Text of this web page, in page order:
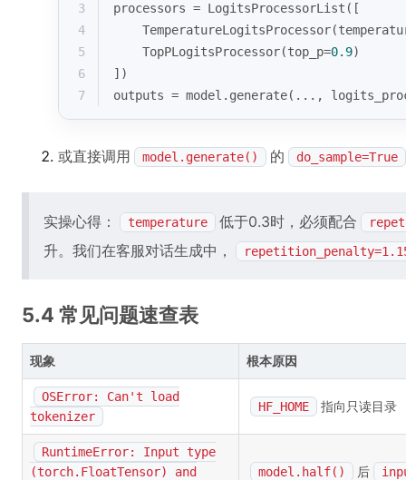
3
processors = LogitsProcessorList([
4
5
    TopPLogitsProcessor(top_p=
0.9)
6
])
7
outputs = model.generate(...,
或直接调用 model.generate() 的 do_sample=True
实操心得： temperature 低于0.3时，必须配合
升。我们在客服对话生成中，
5.4 常见问题速查表
现象 根本原因
OSError: Can't load
tokenizer
HF_HOME 指向只读目录
RuntimeError: Input type
(torch.FloatTensor) and
model.half() 后